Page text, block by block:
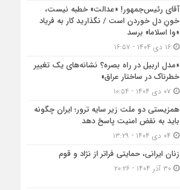
آقای رئیس‌جمهور! «عدالت» خطبه نیست،
خونِ دل خوردن است / نگذارید کار به فریاد
«وا اسلاما» برسد
۱۶ دی ۱۴۰۴ - ۱۶:۵۷
«مدل اربیل در راه بصره؟ نشانه‌های یک تغییر
خطرناک در ساختار عراق»
همزیستی دو ملت زیر سایه ترور؛ ایران چگونه
باید به نقض امنیت پاسخ دهد
زنان ایرانی، حمایتی فراتر از نژاد و قوم
۳۰ آذر ۱۴۰۴ - ۲۰:۲۶